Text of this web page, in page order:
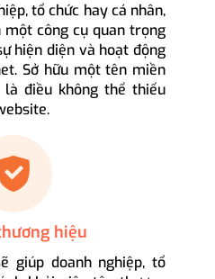
tổ chức hay cá nhân,
công cụ quan trọng
hiện diện và hoạt động
Sở hữu một tên miền
điều không thể thiếu
hiệu
giúp doanh nghiệp, tổ